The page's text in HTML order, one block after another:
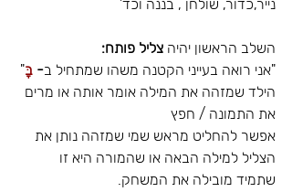
נייר,כדור, שולחן , בננה וכד'
השלב הראשון יהיה צליל פותח:
"אני רואה בעייני הקטנה משהו שמתחיל ב- בָּ"
הילד שמזהה את המילה אומר אותה או מרים
את התמונה / חפץ
אפשר להחליט מראש שמי שמזהה נותן את
הצליל למילה הבאה או שהמורה היא זו
שתמיד מובילה את המשחק.